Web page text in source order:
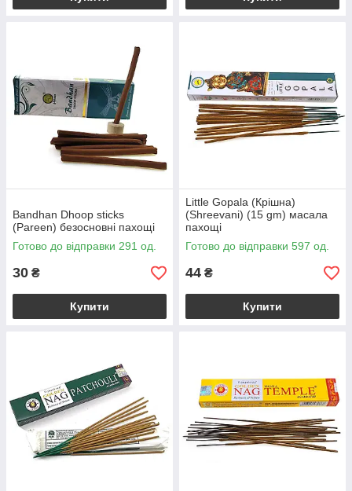
Bandhan Dhoop sticks
(Pareen) безосновні пахощі
Готово до відправки 291 од.
30 ₴
Купити
Little Gopala (Крішна)
(Shreevani) (15 gm) масала
пахощі
Готово до відправки 597 од.
44 ₴
Купити